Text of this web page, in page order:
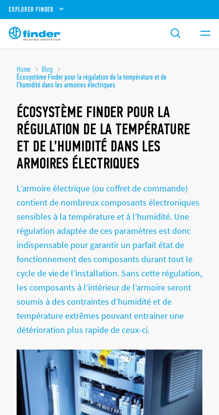
EXPLORER FINDER
Home
Blog
Écosystème Finder pour la régulation de la température et de
l’humidité dans les armoires électriques
ÉCOSYSTÈME FINDER POUR LA
RÉGULATION DE LA TEMPÉRATURE
ET DE L’HUMIDITÉ DANS LES
ARMOIRES ÉLECTRIQUES
L’armoire électrique (ou coffret de commande)
contient de nombreux composants électroniques
sensibles à la température et à l’humidité. Une
régulation adaptée de ces paramètres est donc
indispensable pour garantir un parfait état de
fonctionnement des composants durant tout le
cycle de vie de l’installation. Sans cette régulation,
les composants à l’intérieur de l’armoire seront
soumis à des contraintes d’humidité et de
température extrêmes pouvant entrainer une
détérioration plus rapide de ceux-ci.